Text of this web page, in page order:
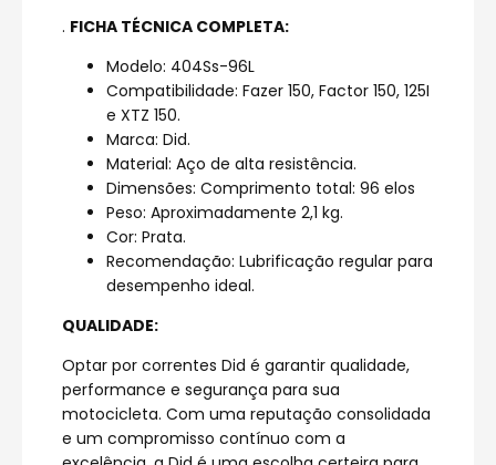
. FICHA TÉCNICA COMPLETA:
Modelo: 404Ss-96L
Compatibilidade: Fazer 150, Factor 150, 125I
e XTZ 150.
Marca: Did.
Material: Aço de alta resistência.
Dimensões: Comprimento total: 96 elos
Peso: Aproximadamente 2,1 kg.
Cor: Prata.
Recomendação: Lubrificação regular para
desempenho ideal.
QUALIDADE:
Optar por correntes Did é garantir qualidade,
performance e segurança para sua
motocicleta. Com uma reputação consolidada
e um compromisso contínuo com a